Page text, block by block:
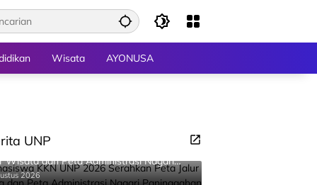
Wisata AYONUSA
UNPKKN UNP 2026 Serahkan Peta
Wisata dan Peta Administrasi Nagari
2026